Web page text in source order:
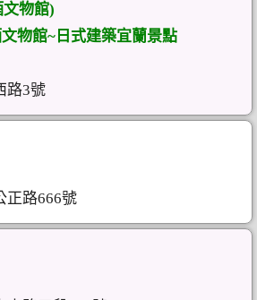
物館)
物館~日式建築宜蘭景點
路3號
正路666號